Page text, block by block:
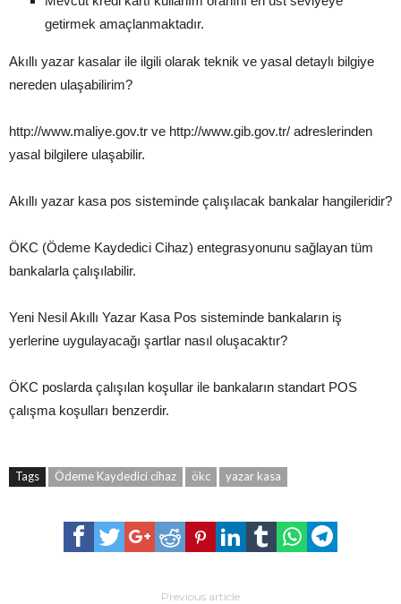
getirmek amaçlanmaktadır.
Akıllı yazar kasalar ile ilgili olarak teknik ve yasal detaylı bilgiye
nereden ulaşabilirim?
http://www.maliye.gov.tr ve http://www.gib.gov.tr/ adreslerinden
yasal bilgilere ulaşabilir.
Akıllı yazar kasa pos sisteminde çalışılacak bankalar hangileridir?
ÖKC (Ödeme Kaydedici Cihaz) entegrasyonunu sağlayan tüm
bankalarla çalışılabilir.
Yeni Nesil Akıllı Yazar Kasa Pos sisteminde bankaların iş
yerlerine uygulayacağı şartlar nasıl oluşacaktır?
ÖKC poslarda çalışılan koşullar ile bankaların standart POS
çalışma koşulları benzerdir.
Tags Ödeme Kaydedici cihaz ökc yazar kasa
Previous article